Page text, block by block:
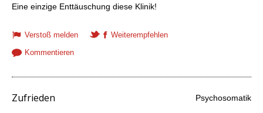
Eine einzige Enttäuschung diese Klinik!
Verstoß melden
Weiterempfehlen
Kommentieren
Zufrieden Psychosomatik